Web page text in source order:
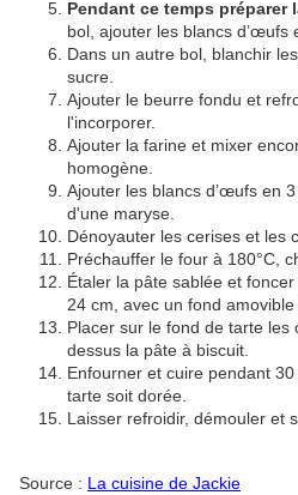
Pendant ce temps préparer
bol, ajouter les blancs d’œufs
Dans un autre bol, blanchir
sucre.
Ajouter le beurre fondu et
l'incorporer.
Ajouter la farine et mixer
homogène.
Ajouter les blancs d’œufs en
d'une maryse.
Dénoyauter les cerises et les
Préchauffer le four à 180°C,
Étaler la pâte sablée et
24 cm, avec un fond amovible
Placer sur le fond de tarte les
dessus la pâte à biscuit.
Enfourner et cuire pendant
tarte soit dorée.
Laisser refroidir, démouler et
Source : La cuisine de Jackie